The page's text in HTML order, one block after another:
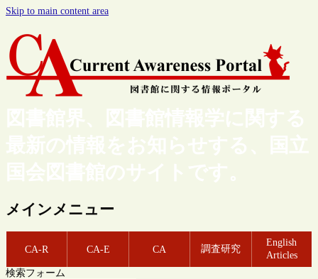
Skip to main content area
図書館界、図書館情報学に関する
最新の情報をお知らせする、国立
国会図書館のサイトです。
メインメニュー
CA-R CA-E CA 調査研究
English
Articles
検索フォーム